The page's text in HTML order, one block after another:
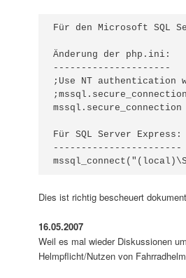
Für den Microsoft SQL
Änderung der php.ini:
---------------------
;Use NT authentication
Für SQL Server Express:
-----------------------
Dies ist richtig bescheuert
16.05.2007
Weil es mal wieder Diskussionen
Helmpflicht/Nutzen von